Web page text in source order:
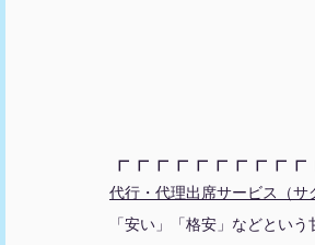
代行・代理出席サービス（サ
「安い」「格安」などとい